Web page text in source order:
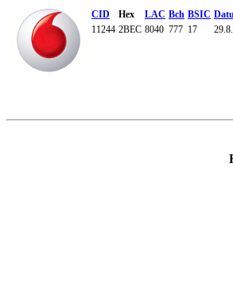
CID Hex LAC Bch BSIC
11244 2BEC 8040 777 17